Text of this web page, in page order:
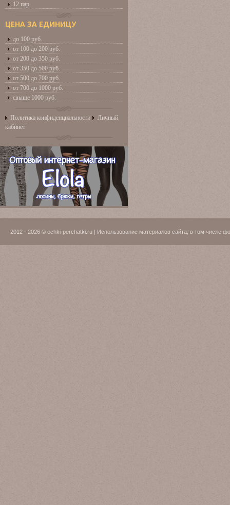
12 пар
ЦЕНА ЗА ЕДИНИЦУ
до 100 руб.
от 100 до 200 руб.
от 200 до 350 руб.
от 350 до 500 руб.
от 500 до 700 руб.
от 700 до 1000 руб.
свыше 1000 руб.
Политика конфиденциальности
Личный
кабинет
2012 - 2026 © ochki-perchatki.ru | Использование материалов сайта, в том числе